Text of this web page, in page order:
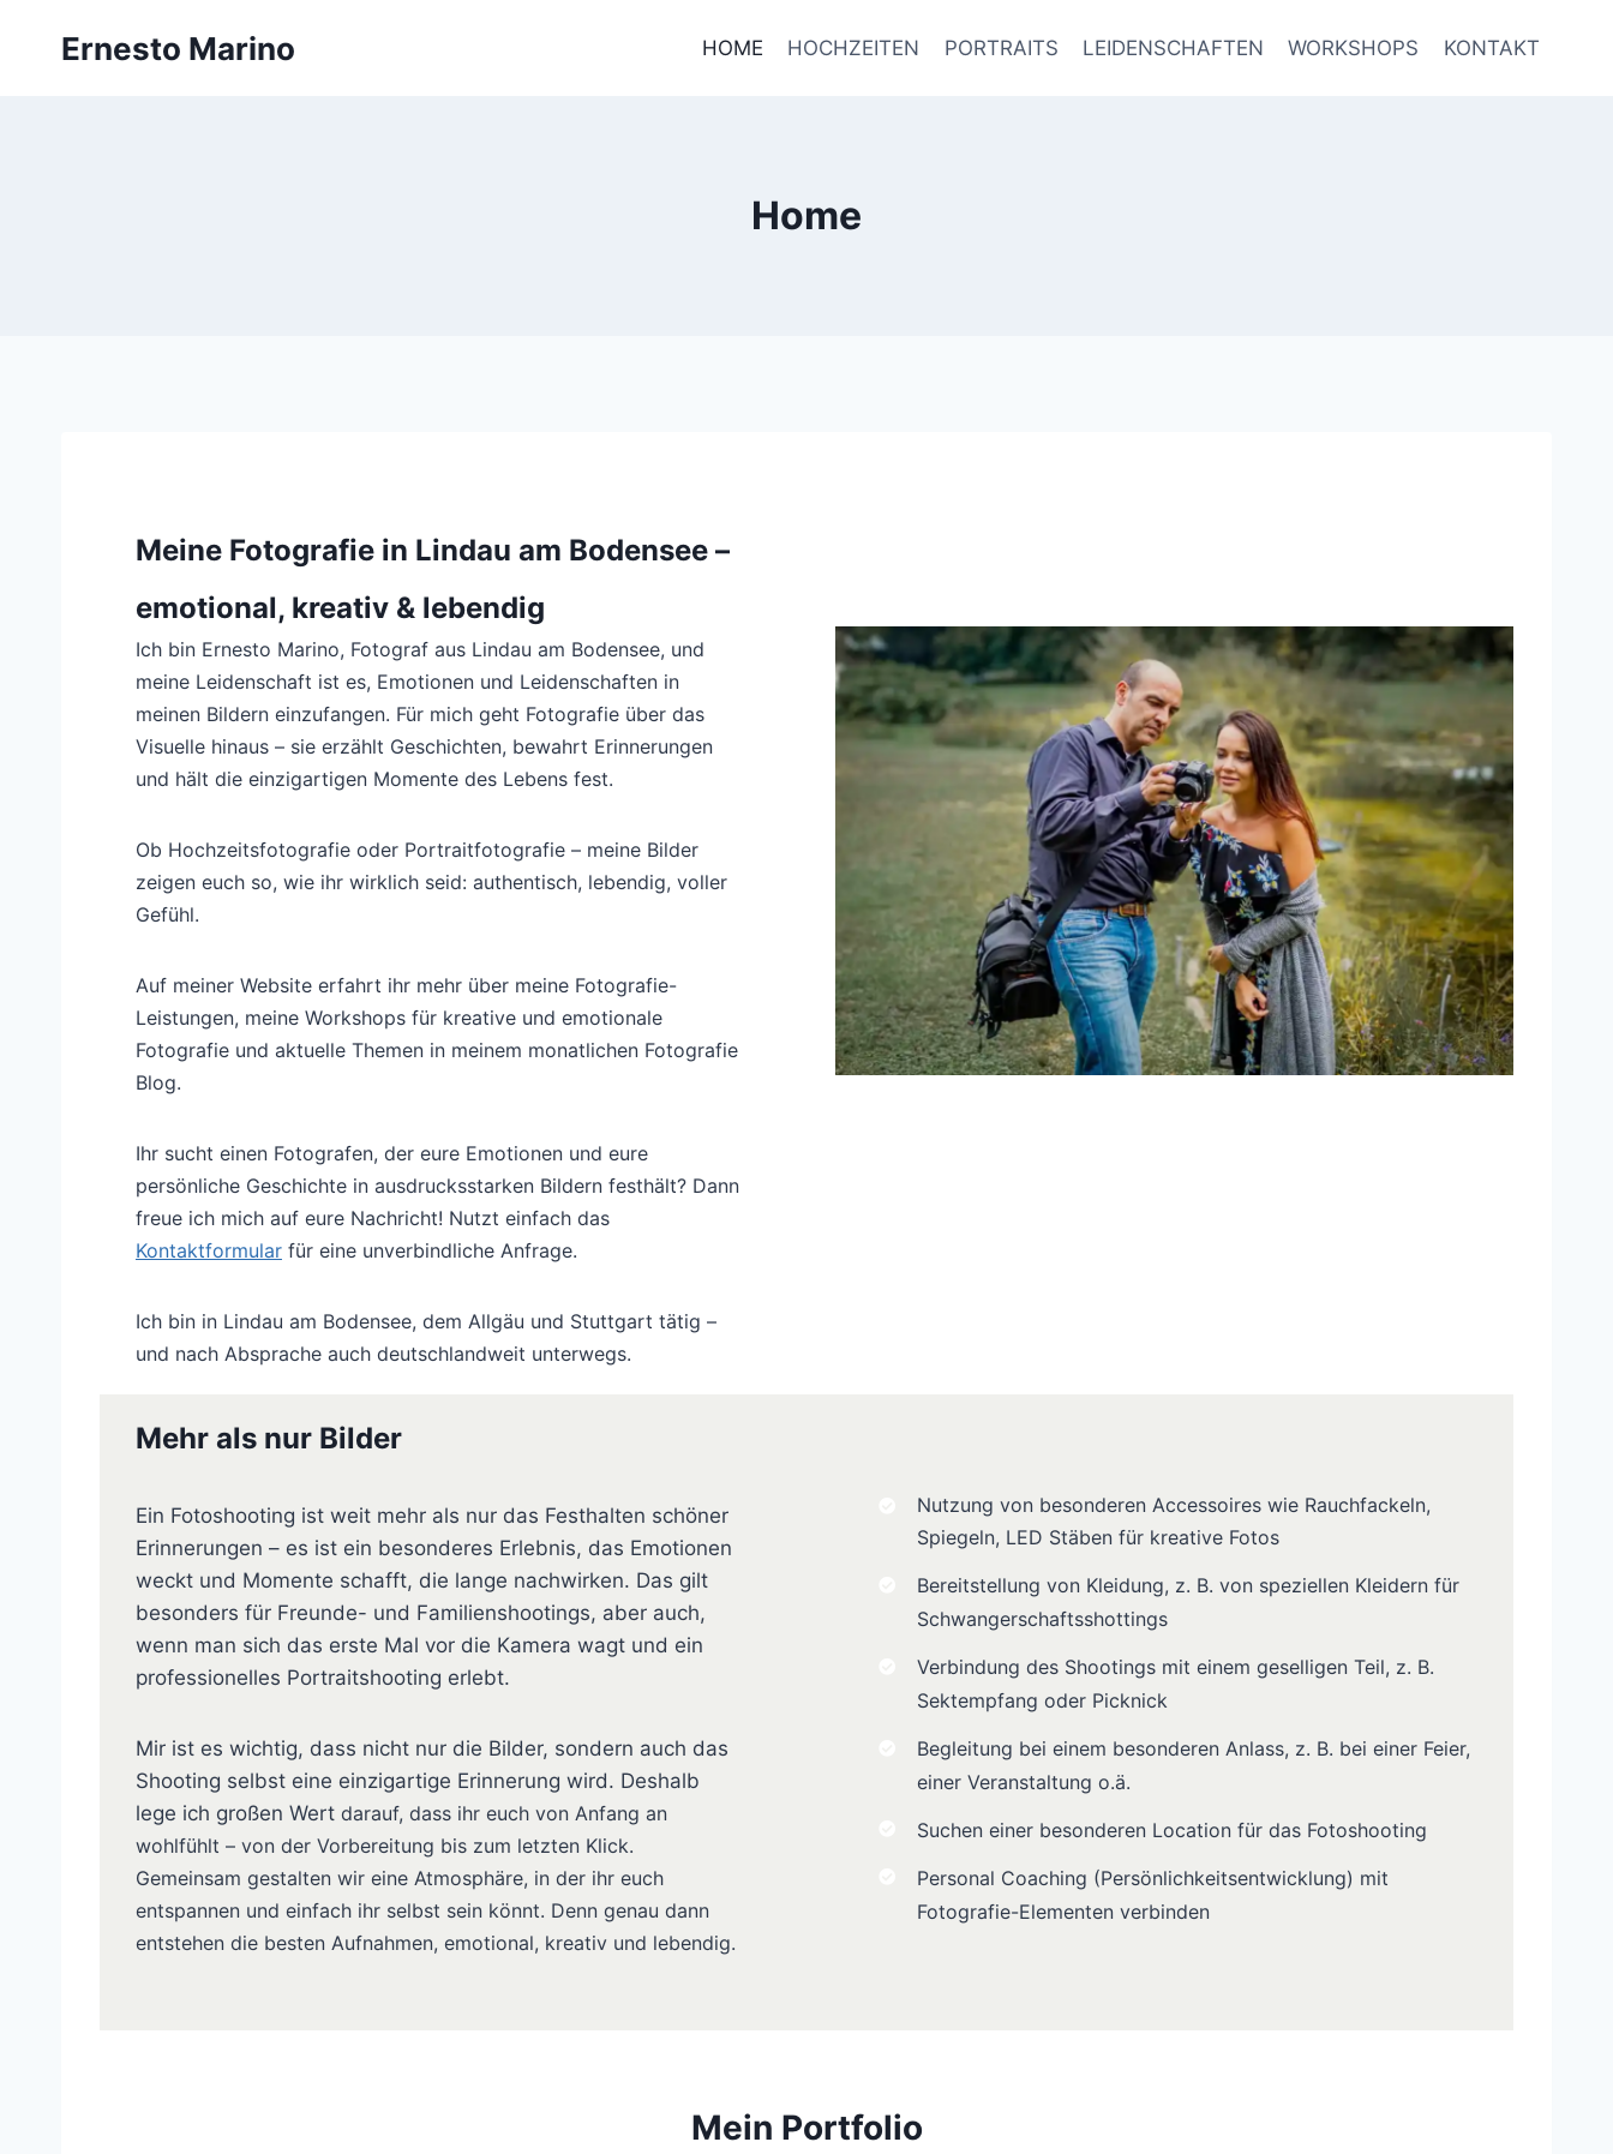
Ernesto Marino HOME HOCHZEITEN PORTRAITS LEIDENSCHAFTEN WORKSHOPS KONTAKT
Home
Meine Fotografie in Lindau am Bodensee –
emotional, kreativ & lebendig
Ich bin Ernesto Marino, Fotograf aus Lindau am Bodensee, und
meine Leidenschaft ist es, Emotionen und Leidenschaften in
meinen Bildern einzufangen. Für mich geht Fotografie über das
Visuelle hinaus – sie erzählt Geschichten, bewahrt Erinnerungen
und hält die einzigartigen Momente des Lebens fest.
Ob Hochzeitsfotografie oder Portraitfotografie – meine Bilder
zeigen euch so, wie ihr wirklich seid: authentisch, lebendig, voller
Gefühl.
Auf meiner Website erfahrt ihr mehr über meine Fotografie-
Leistungen, meine Workshops für kreative und emotionale
Fotografie und aktuelle Themen in meinem monatlichen Fotografie
Blog.
Ihr sucht einen Fotografen, der eure Emotionen und eure
persönliche Geschichte in ausdrucksstarken Bildern festhält? Dann
freue ich mich auf eure Nachricht! Nutzt einfach das
Kontaktformularfür eine unverbindliche Anfrage.
Ich bin in Lindau am Bodensee, dem Allgäu und Stuttgart tätig –
und nach Absprache auch deutschlandweit unterwegs.
Mehr als nur Bilder
Ein Fotoshooting ist weit mehr als nur das Festhalten schöner
Erinnerungen – es ist ein besonderes Erlebnis, das Emotionen
weckt und Momente schafft, die lange nachwirken. Das gilt
besonders für Freunde- und Familienshootings, aber auch,
wenn man sich das erste Mal vor die Kamera wagt und ein
professionelles Portraitshooting erlebt.
Mir ist es wichtig, dass nicht nur die Bilder, sondern auch das
Shooting selbst eine einzigartige Erinnerung wird. Deshalb
lege ich großen Wert darauf, dass ihr euch von Anfang an
wohlfühlt – von der Vorbereitung bis zum letzten Klick.
Gemeinsam gestalten wir eine Atmosphäre, in der ihr euch
entspannen und einfach ihr selbst sein könnt. Denn genau dann
entstehen die besten Aufnahmen, emotional, kreativ und lebendig.
Nutzung von besonderen Accessoires wie Rauchfackeln,
Spiegeln, LED Stäben für kreative Fotos
Bereitstellung von Kleidung, z. B. von speziellen Kleidern für
Schwangerschaftsshottings
Verbindung des Shootings mit einem geselligen Teil, z. B.
Sektempfang oder Picknick
Begleitung bei einem besonderen Anlass, z. B. bei einer Feier,
einer Veranstaltung o.ä.
Suchen einer besonderen Location für das Fotoshooting
Personal Coaching (Persönlichkeitsentwicklung) mit
Fotografie-Elementen verbinden
Mein Portfolio